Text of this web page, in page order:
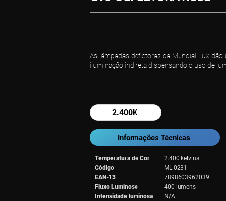
As lâmpadas defletoras da Mundial Lux
iluminação indireta dispensando o uso de
2.400K
Informações Técnicas
2.400 kelvins
ML-0231
7898603962039
400 lumens
N/A
Temperatura de Cor
Código
EAN-13
Fluxo Luminoso
Intensidade luminosa